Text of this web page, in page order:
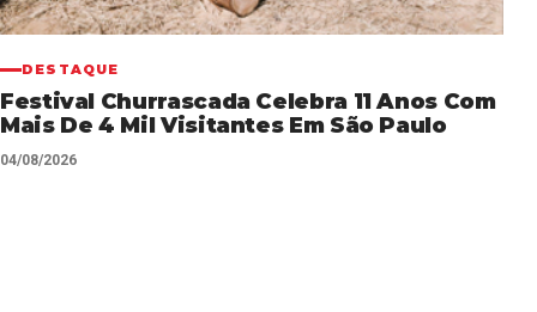
DESTAQUE
Festival Churrascada Celebra 11 Anos Com
Mais De 4 Mil Visitantes Em São Paulo
04/08/2026